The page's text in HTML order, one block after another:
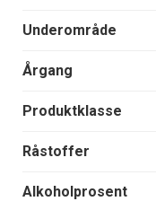
Underområde
Årgang
Produktklasse
Råstoffer
Alkoholprosent